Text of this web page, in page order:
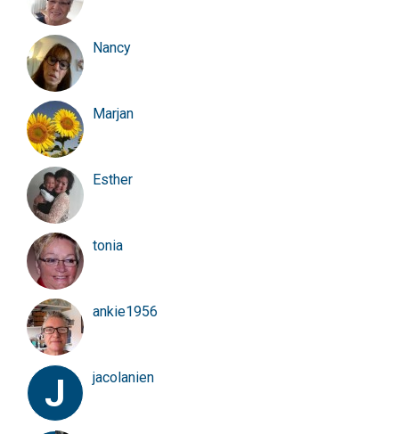
Nancy
Marjan
Esther
tonia
ankie1956
J jacolanien